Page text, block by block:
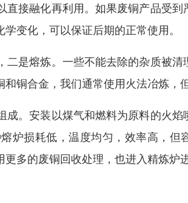
接融化再利用。如果废铜产品受
变化，可以保证后期的正常使用。
是熔炼。一些不能去除的杂质被
铜合金，我们通常使用火法冶炼，
。安装以煤气和燃料为原料的火
炉损耗低，温度均匀，效率高，但
多的废铜回收处理，也进入精炼炉进